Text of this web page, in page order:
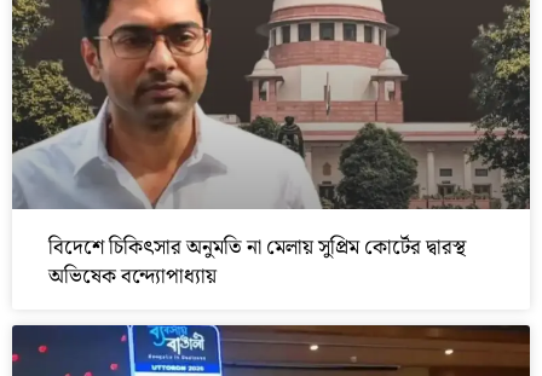
বিদেশে চিকিৎসার অনুমতি না মেলায় সুপ্রিম কোর্টের দ্বারস্থ
অভিষেক বন্দ্যোপাধ্যায়